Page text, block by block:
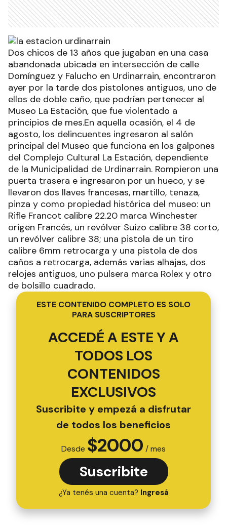
Dos chicos de 13 años que jugaban en una casa
abandonada ubicada en intersección de calle
Domínguez y Falucho en Urdinarrain, encontraron
ayer por la tarde dos pistolones antiguos, uno de
ellos de doble caño, que podrían pertenecer al
Museo La Estación, que fue violentado a
principios de mes.En aquella ocasión, el 4 de
agosto, los delincuentes ingresaron al salón
principal del Museo que funciona en los galpones
del Complejo Cultural La Estación, dependiente
de la Municipalidad de Urdinarrain. Rompieron una
puerta trasera e ingresaron por un hueco, y se
llevaron dos llaves francesas, martillo, tenaza,
pinza y como propiedad histórica del museo: un
Rifle Francot calibre 22.20 marca Winchester
origen Francés, un revólver Suizo calibre 38 corto,
un revólver calibre 38; una pistola de un tiro
calibre 6mm retrocarga y una pistola de dos
caños a retrocarga, además varias alhajas, dos
relojes antiguos, uno pulsera marca Rolex y otro
de bolsillo cuadrado.
ESTE CONTENIDO COMPLETO ES SOLO
PARA SUSCRIPTORES
ACCEDÉ A ESTE Y A
TODOS LOS
CONTENIDOS
EXCLUSIVOS
Suscribite y empezá a disfrutar
de todos los beneficios
Desde $2000 / mes
Suscribite
¿Ya tenés una cuenta? Ingresá